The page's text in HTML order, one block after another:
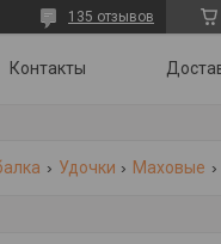
135 отзывов
Контакты
Удочки Маховые